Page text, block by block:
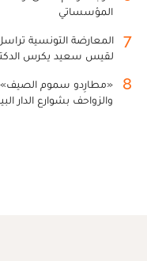
المؤسساتي
7
المعارضة التونسية
لقيس سعيد يكرس
8
«مطارِدو سموم الصيف»..
والزواحف بشوارع الدار